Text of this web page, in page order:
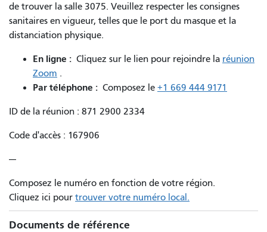
de trouver la salle 3075. Veuillez respecter les consignes
sanitaires en vigueur, telles que le port du masque et la
distanciation physique.
En ligne : Cliquez sur le lien pour rejoindre la réunion
Zoom .
Par téléphone : Composez le +1 669 444 9171
ID de la réunion : 871 2900 2334
Code d'accès : 167906
---
Composez le numéro en fonction de votre région.
Cliquez ici pour trouver votre numéro local.
Documents de référence